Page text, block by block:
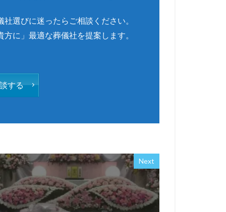
社選びに迷ったらご相談ください。
方に」最適な葬儀社を提案します。
する
Next